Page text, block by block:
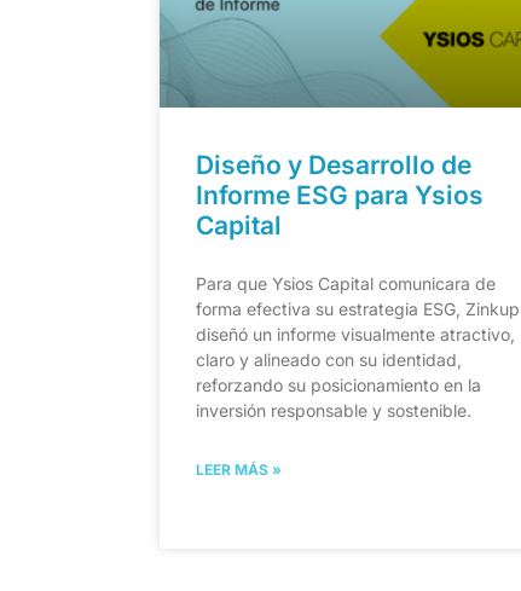
Diseño y Desarrollo de
Informe ESG para Ysios
Capital​
Para que Ysios Capital comunicara de
forma efectiva su estrategia ESG, Zinkup
diseñó un informe visualmente atractivo,
claro y alineado con su identidad,
reforzando su posicionamiento en la
inversión responsable y sostenible.
LEER MÁS »